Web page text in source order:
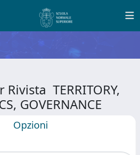
TERRITORY,
GOVERNANCE
Opzioni